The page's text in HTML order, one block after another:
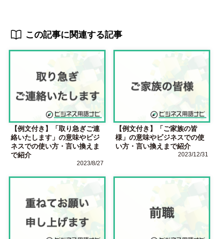
この記事に関連する記事
【例文付き】「取り急ぎご連
絡いたします」の意味やビジ
ネスでの使い方・言い換えま
で紹介
2023/8/27
【例文付き】「ご家族の皆
様」の意味やビジネスでの使
い方・言い換えまで紹介
2023/12/31